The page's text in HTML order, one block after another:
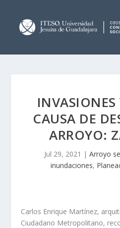
INVASIONES
CAUSA DE
ARROYO:
Jul 29, 2021 | Arroyo
inundaciones,
Carlos Enrique Martínez,
Ciudadano Metropolitano,